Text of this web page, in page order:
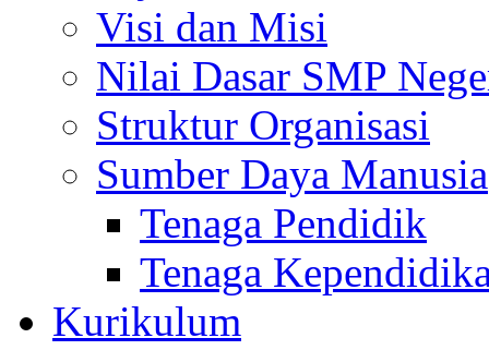
Visi dan Misi
Nilai Dasar SMP
Struktur Organisasi
Sumber Daya Manusia
Tenaga Pendidik
Tenaga
Kurikulum